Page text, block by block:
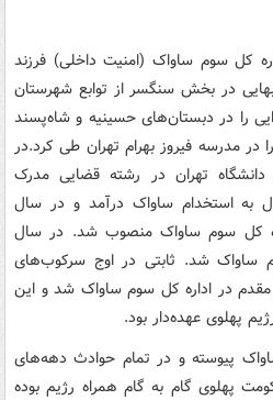
کل سوم ساواک (امنیت داخلی) فرزند
بهایی در بخش سنگسر از توابع شهرستان
را در دبستان‌های حسینیه و شاه‌پسند
در مدرسه فیروز بهرام تهران طی کرد.در
حقوق دانشگاه تهران در رشته قضایی مدرک
به استخدام ساواک درآمد و در سال
اداره کل سوم ساواک منصوب شد. در سال
سوم ساواک شد. ثابتی در اوج سرکوب‌های
ناصر مقدم در اداره کل سوم ساواک شد و این
پهلوی عهده‌دار بود.
در سال ۱۳۳۷ به ساواک پیوسته و در تمام حوادث دهه‌های
پهلوی گام به گام همراه رژیم بوده